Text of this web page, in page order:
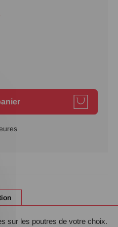
sur les poutres de votre choix.